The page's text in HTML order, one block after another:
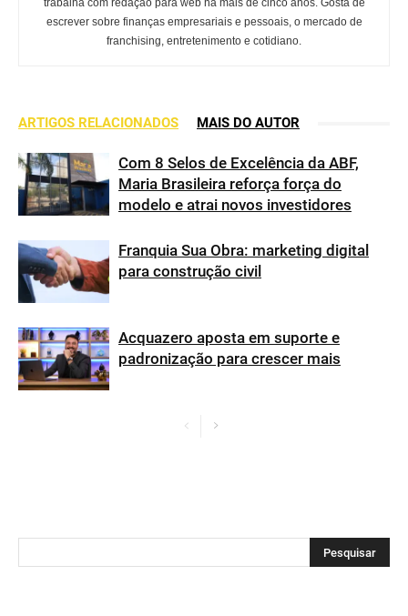
trabalha com redação para web há mais de cinco anos. Gosta de
escrever sobre finanças empresariais e pessoais, o mercado de
franchising, entretenimento e cotidiano.
ARTIGOS RELACIONADOS MAIS DO AUTOR
Com 8 Selos de Excelência da ABF,
Maria Brasileira reforça força do
modelo e atrai novos investidores
Franquia Sua Obra: marketing digital
para construção civil
Acquazero aposta em suporte e
padronização para crescer mais